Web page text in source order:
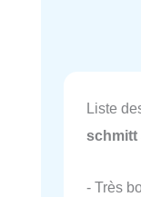
Liste
schmitt
- Très